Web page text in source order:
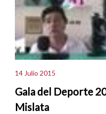
14 Julio 2015
Gala del Deporte
Mislata